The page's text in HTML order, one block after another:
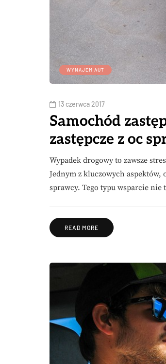
WYNAJEM AUT
13 czerwca 2017
Samochód
zastępcze z oc
Wypadek drogowy to zawsze
Jednym z kluczowych aspektów,
sprawcy. Tego typu wsparcie
READ MORE